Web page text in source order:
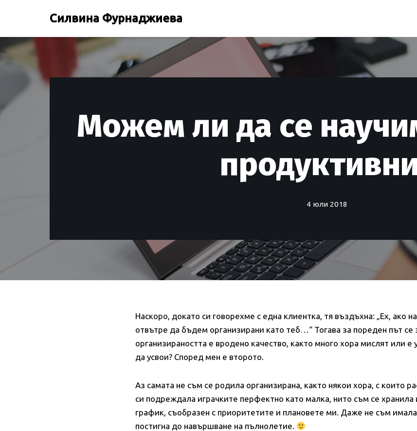
към
Силвина Фурнаджиева
Можем ли да се
4 юли 2018
Наскоро, докато си говорехме с една клиентка, тя въздъхна: „Ех, ако
отвътре да бъдем организирани като теб…“ Тогава за пореден път се
организираността е вродено качество, както много хора мислят или
да усвои? Според мен е второто.
Аз самата не съм се родила организирана, както някои хора, с които
си подреждала играчките перфектно като малка, нито съм се хранила
график, съобразен с приоритетите и плановете ми. Даже не съм
постигна до навършване на пълнолетие.